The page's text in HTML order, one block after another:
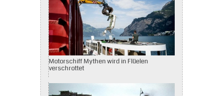
Motorschiff Mythen wird in Flüelen
verschrottet